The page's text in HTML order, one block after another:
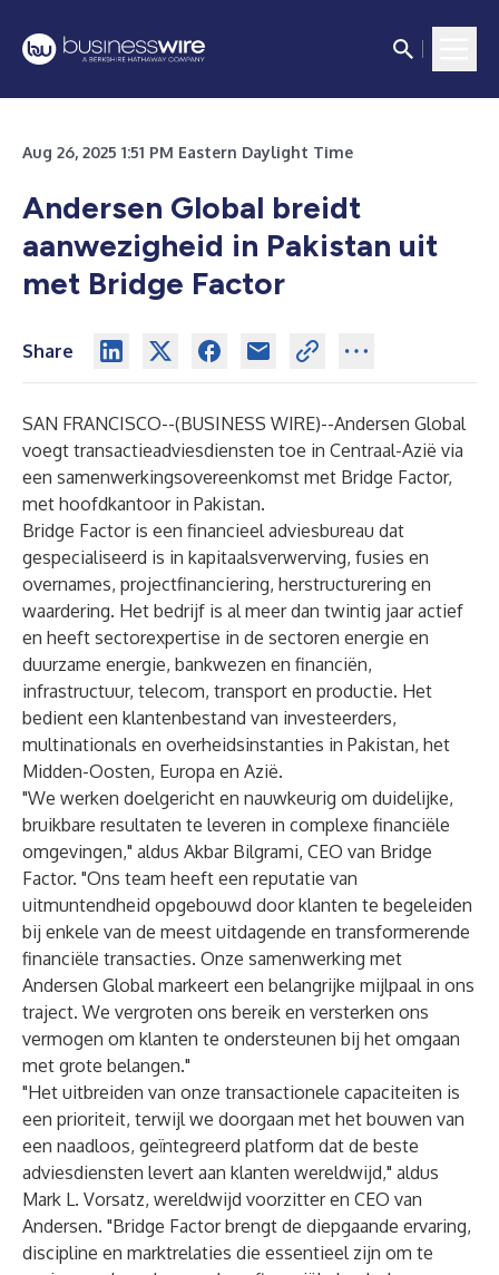
Aug 26, 2025 1:51 PM Eastern Daylight Time
Andersen Global breidt
aanwezigheid in Pakistan uit
met Bridge Factor
Share
SAN FRANCISCO--(BUSINESS WIRE)--Andersen Global
voegt transactieadviesdiensten toe in Centraal-Azië via
een samenwerkingsovereenkomst met Bridge Factor,
met hoofdkantoor in Pakistan.
Bridge Factor is een financieel adviesbureau dat
gespecialiseerd is in kapitaalsverwerving, fusies en
overnames, projectfinanciering, herstructurering en
waardering. Het bedrijf is al meer dan twintig jaar actief
en heeft sectorexpertise in de sectoren energie en
duurzame energie, bankwezen en financiën,
infrastructuur, telecom, transport en productie. Het
bedient een klantenbestand van investeerders,
multinationals en overheidsinstanties in Pakistan, het
Midden-Oosten, Europa en Azië.
"We werken doelgericht en nauwkeurig om duidelijke,
bruikbare resultaten te leveren in complexe financiële
omgevingen," aldus Akbar Bilgrami, CEO van Bridge
Factor. "Ons team heeft een reputatie van
uitmuntendheid opgebouwd door klanten te begeleiden
bij enkele van de meest uitdagende en transformerende
financiële transacties. Onze samenwerking met
Andersen Global markeert een belangrijke mijlpaal in ons
traject. We vergroten ons bereik en versterken ons
vermogen om klanten te ondersteunen bij het omgaan
met grote belangen."
"Het uitbreiden van onze transactionele capaciteiten is
een prioriteit, terwijl we doorgaan met het bouwen van
een naadloos, geïntegreerd platform dat de beste
adviesdiensten levert aan klanten wereldwijd," aldus
Mark L. Vorsatz, wereldwijd voorzitter en CEO van
Andersen. "Bridge Factor brengt de diepgaande ervaring,
discipline en marktrelaties die essentieel zijn om te